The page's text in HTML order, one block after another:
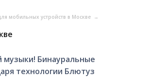
мобильных устройств в Москве →
музыки! Бинауральные
технологии Блютуз